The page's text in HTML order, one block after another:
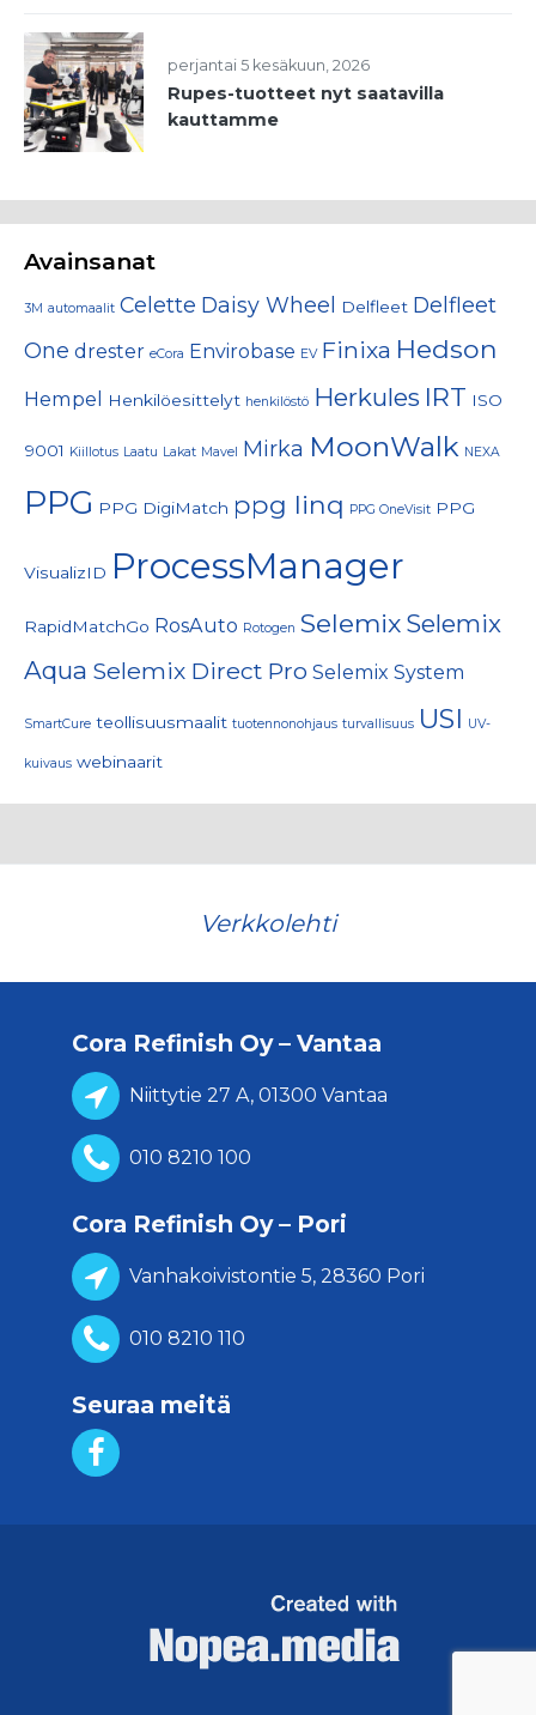
perjantai 5 kesäkuun, 2026
Rupes-tuotteet nyt saatavilla
kauttamme
Avainsanat
3M automaalit Celette Daisy Wheel Delfleet Delfleet
One drester eCora Envirobase EV Finixa Hedson
Hempel Henkilöesittelyt henkilöstö Herkules IRT ISO
9001 Kiillotus Laatu Lakat Mavel Mirka MoonWalk NEXA
PPG PPG DigiMatch ppg linq PPG OneVisit PPG
VisualizID ProcessManager
RapidMatchGo RosAuto Rotogen Selemix Selemix
Aqua Selemix Direct Pro Selemix System
SmartCure teollisuusmaalit tuotennonohjaus turvallisuus USI UV-
kuivaus webinaarit
Verkkolehti
Cora Refinish Oy – Vantaa
Niittytie 27 A, 01300 Vantaa
010 8210 100
Cora Refinish Oy – Pori
Vanhakoivistontie 5, 28360 Pori
010 8210 110
Seuraa meitä